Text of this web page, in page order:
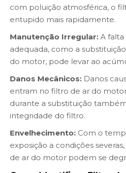
com poluição atmosférica, o
entupido mais rapidamente.
Manutenção Irregular: A
adequada, como a
do motor, pode levar ao
Danos Mecânicos: Danos
entram no filtro de ar do
durante a substituição
integridade do filtro.
Envelhecimento: Com o
exposição a condições
de ar do motor podem se